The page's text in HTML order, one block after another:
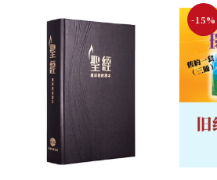
-15%